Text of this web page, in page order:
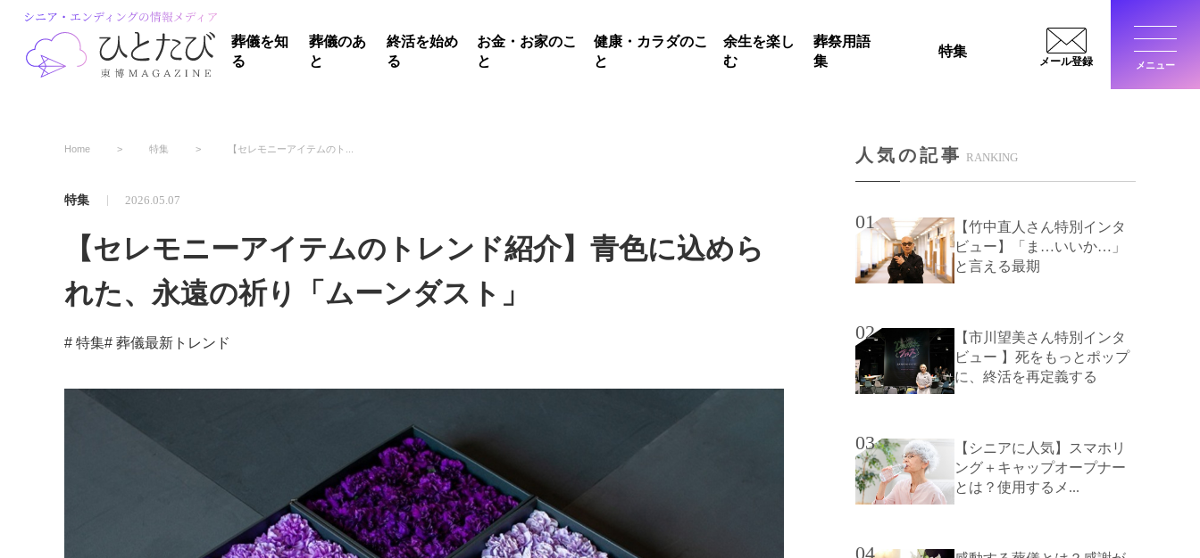
葬儀を知
る
葬儀のあ
と
終活を始め
る
お金・お家のこ
と
健康・カラダのこ
と
余生を楽し
む
葬祭用語
集
特集
メール登録 メニュー
Home 特集 【セレモニーアイテムのト...
特集 2026.05.07
【セレモニーアイテムのトレンド紹介】青色に込めら
れた、永遠の祈り「ムーンダスト」
# 特集# 葬儀最新トレンド
人気の記事 RANKING
01
【竹中直人さん特別インタ
ビュー】「ま…いいか…」
と言える最期
02
【市川望美さん特別インタ
ビュー 】死をもっとポップ
に、終活を再定義する
03
【シニアに人気】スマホリ
ング＋キャップオープナー
とは？使用するメ...
04